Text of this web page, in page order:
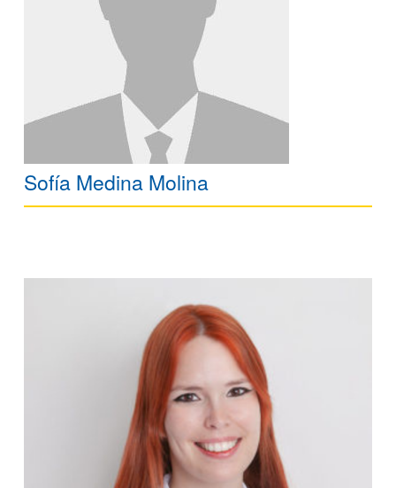
Sofía Medina Molina